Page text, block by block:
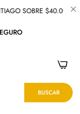
SOBRE $40.000
BUSCAR